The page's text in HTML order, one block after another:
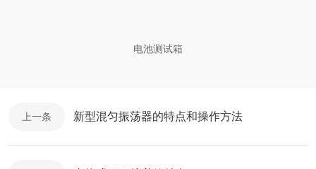
电池测试箱
上一条 新型混匀振荡器的特点和操作方法